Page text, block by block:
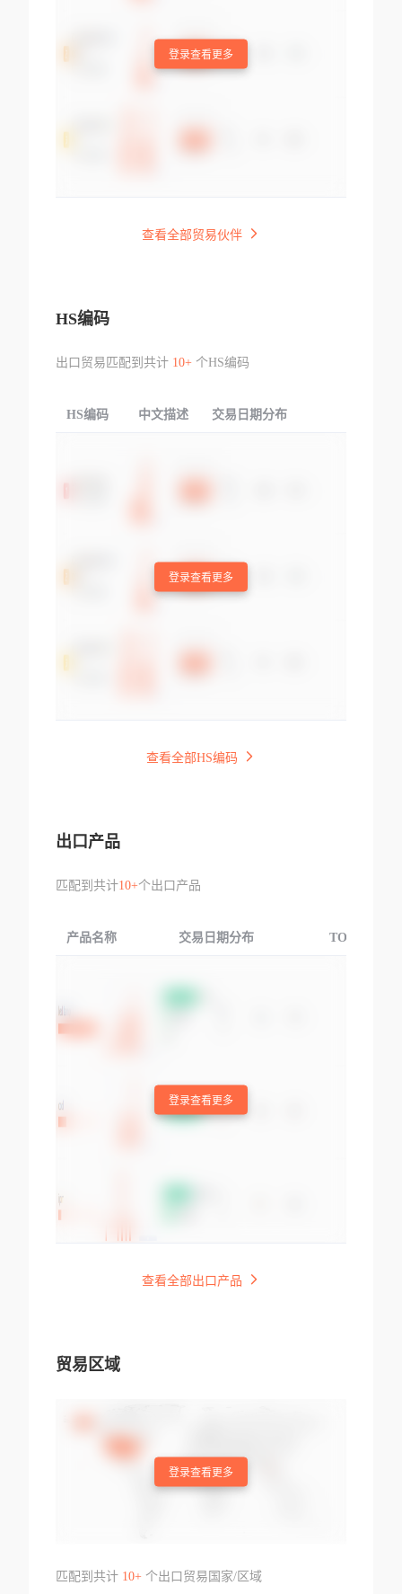
登录查看更多
查看全部贸易伙伴
HS编码
出口贸易匹配到共计 10+个HS编码
HS编码 中文描述 交易日期分布
登录查看更多
查看全部HS编码
出口产品
匹配到共计10+个出口产品
产品名称 交易日期分布 TOP3交易国
登录查看更多
查看全部出口产品
贸易区域
登录查看更多
匹配到共计 10+个出口贸易国家/区域